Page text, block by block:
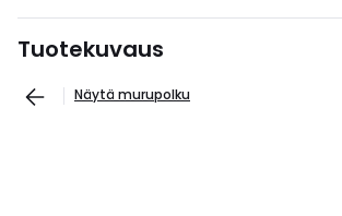
Tuotekuvaus
Näytä murupolku